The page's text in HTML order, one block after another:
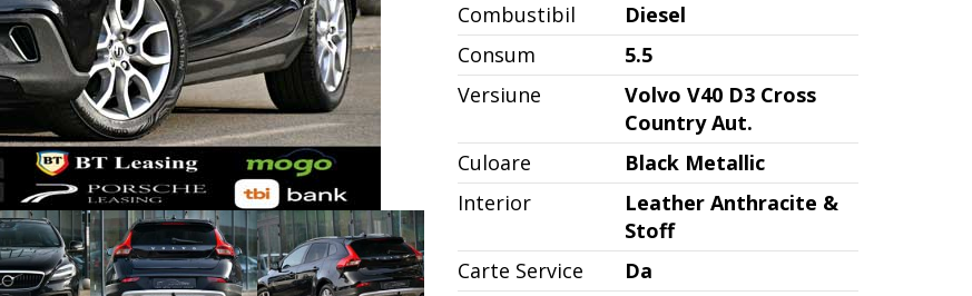
Combustibil
Diesel
Consum
5.5
Versiune
Volvo V40 D3 Cross
Country Aut.
Culoare
Black Metallic
Interior
Leather Anthracite &
Stoff
Carte Service
Da